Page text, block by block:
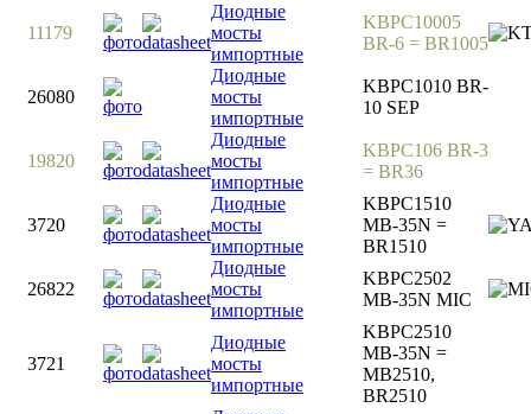
11179
Диодные
мосты
импортные
KBPC10005
BR-6 = BR1005
26080
Диодные
мосты
импортные
KBPC1010 BR-
10 SEP
19820
Диодные
мосты
импортные
KBPC106 BR-3
= BR36
3720
Диодные
мосты
импортные
KBPC1510
MB-35N =
BR1510
26822
Диодные
мосты
импортные
KBPC2502
MB-35N MIC
3721
Диодные
мосты
импортные
KBPC2510
MB-35N =
MB2510,
BR2510